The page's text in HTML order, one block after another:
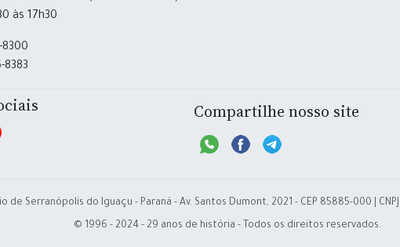
às 17h30
8383
Compartilhe nosso site
de Serranópolis do Iguaçu - Paraná - Av. Santos Dumont, 2021 - CEP 85885-000 |
© 1996 - 2024 - 29 anos de história - Todos os direitos reservados.